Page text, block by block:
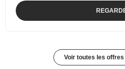
Voir toutes les